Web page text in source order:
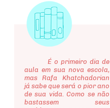
É o primeiro dia de
aula em sua nova escola,
mas Rafa Khatchadorian
já sabe que será o pior ano
de sua vida. Como se não
bastassem seus